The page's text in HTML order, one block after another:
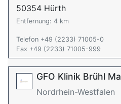
50354 Hürth
Entfernung: 4 km
Telefon +49 (2233) 71005-0
Fax +49 (2233) 71005-999
GFO Klinik Brühl
Nordrhein-Westfalen